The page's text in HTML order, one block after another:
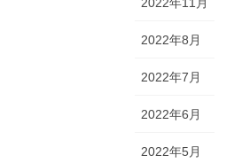
2022年8月
2022年7月
2022年6月
2022年5月